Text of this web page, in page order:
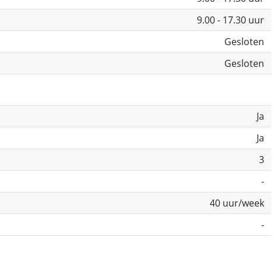
9.00 - 17.30 uur
Gesloten
Gesloten
Ja
Ja
3
-
40 uur/week
-